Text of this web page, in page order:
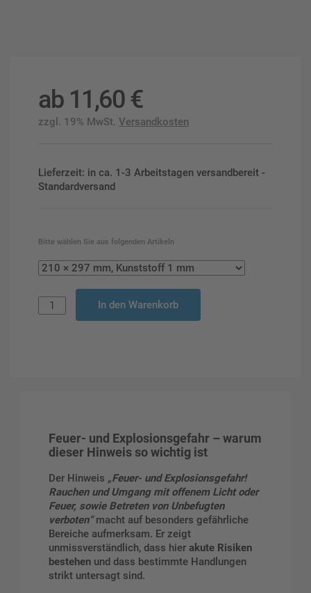
ab 11,60 €
zzgl. 19% MwSt. Versandkosten
Lieferzeit: in ca. 1-3 Arbeitstagen versandbereit -
Standardversand
Bitte wählen Sie aus folgenden Artikeln
In den Warenkorb
Feuer- und Explosionsgefahr – warum
dieser Hinweis so wichtig ist
Der Hinweis „Feuer- und Explosionsgefahr!
Rauchen und Umgang mit offenem Licht oder
Feuer, sowie Betreten von Unbefugten
verboten“macht auf besonders gefährliche
Bereiche aufmerksam. Er zeigt
unmissverständlich, dass hier akute Risiken
bestehen und dass bestimmte Handlungen
strikt untersagt sind.